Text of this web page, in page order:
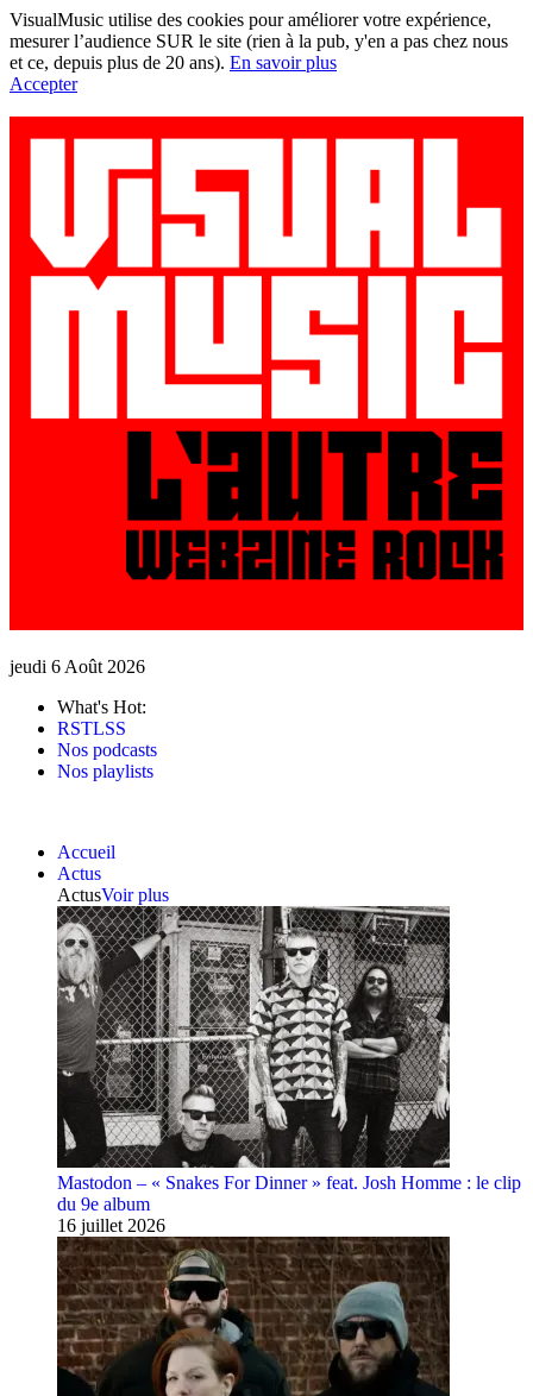
VisualMusic utilise des cookies pour améliorer votre expérience,
mesurer l’audience SUR le site (rien à la pub, y'en a pas chez nous
et ce, depuis plus de 20 ans). En savoir plus
Accepter
jeudi 6 Août 2026
What's Hot:
RSTLSS
Nos podcasts
Nos playlists
Accueil
Actus
ActusVoir plus
Mastodon – « Snakes For Dinner » feat. Josh Homme : le clip
du 9e album
16 juillet 2026